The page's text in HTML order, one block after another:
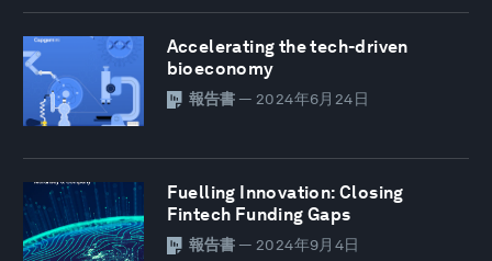
Accelerating the tech-driven
bioeconomy
報告書 — 2024年6月24日
Fuelling Innovation: Closing
Fintech Funding Gaps
報告書 — 2024年9月4日